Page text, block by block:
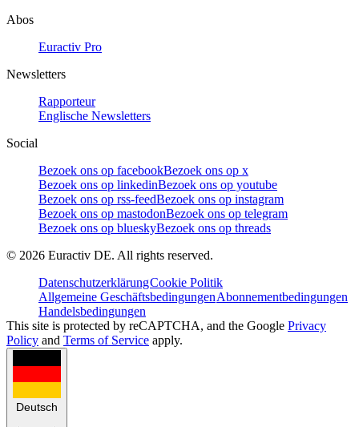
Abos
Euractiv Pro
Newsletters
Rapporteur
Englische Newsletters
Social
Bezoek ons op facebookBezoek ons op x
Bezoek ons op linkedinBezoek ons op youtube
Bezoek ons op rss-feedBezoek ons op instagram
Bezoek ons op mastodonBezoek ons op telegram
Bezoek ons op blueskyBezoek ons op threads
© 2026 Euractiv DE. All rights reserved.
DatenschutzerklärungCookie Politik
Allgemeine GeschäftsbedingungenAbonnementbedingungen
Handelsbedingungen
This site is protected by reCAPTCHA, and the Google Privacy
Policy and Terms of Service apply.
Deutsch